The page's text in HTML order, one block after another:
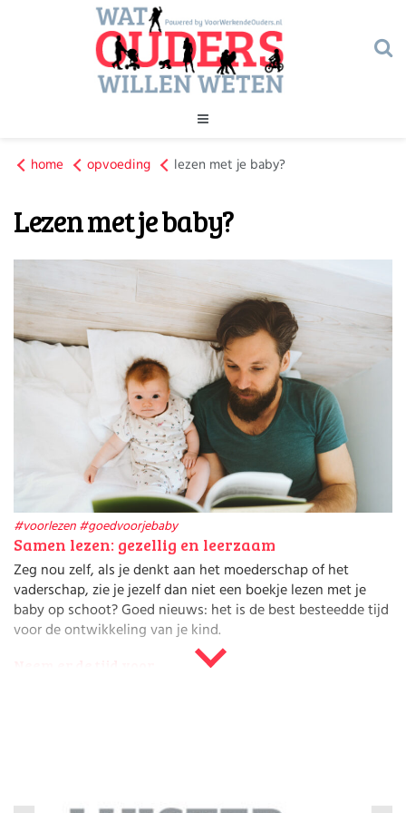
Gezondheid
Kinderopvang
Onderwijs
Opvoeding
Veiligheid
Verlof
Werk
Geld
Gezondheid
Huishouden
Kinderopvang
Onderwijs
Opvoeding
Ouderschap
Veiligheid
Verlof
Werk
Onderwijs
home opvoeding lezen met je baby?
Lezen met je baby?
#voorlezen #goedvoorjebaby
Samen lezen: gezellig en leerzaam
Zeg nou zelf, als je denkt aan het moederschap of het
vaderschap, zie je jezelf dan niet een boekje lezen met je
baby op schoot? Goed nieuws: het is de best besteedde tijd
voor de ontwikkeling van je kind.
ook nu al voordelen. Het bouwt bijvoorbeeld een